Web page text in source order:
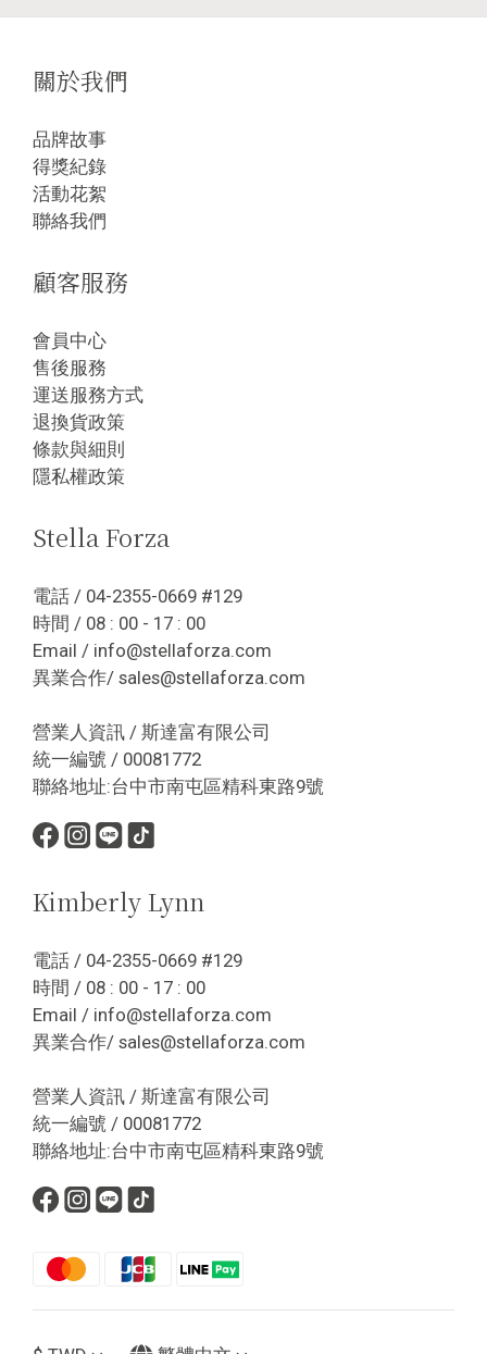
關於我們
品牌故事
得獎紀錄
活動花絮
聯絡我們
顧客服務
會員中心
售後服務
運送服務方式
退換貨政策
條款與細則
隱私權政策
Stella Forza
電話 / 04-2355-0669 #129
時間 / 08 : 00 - 17 : 00
Email / info@stellaforza.com
異業合作/ sales@stellaforza.com
營業人資訊 / 斯達富有限公司
統一編號 / 00081772
聯絡地址:台中市南屯區精科東路9號
Kimberly Lynn
電話 / 04-2355-0669 #129
時間 / 08 : 00 - 17 : 00
Email / info@stellaforza.com
異業合作/ sales@stellaforza.com
營業人資訊 / 斯達富有限公司
統一編號 / 00081772
聯絡地址:台中市南屯區精科東路9號